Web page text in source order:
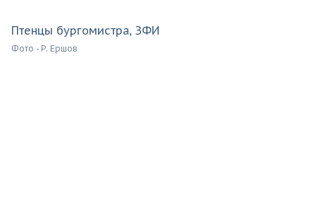
Птенцы бургомистра, ЗФИ
Фото - Р. Ершов